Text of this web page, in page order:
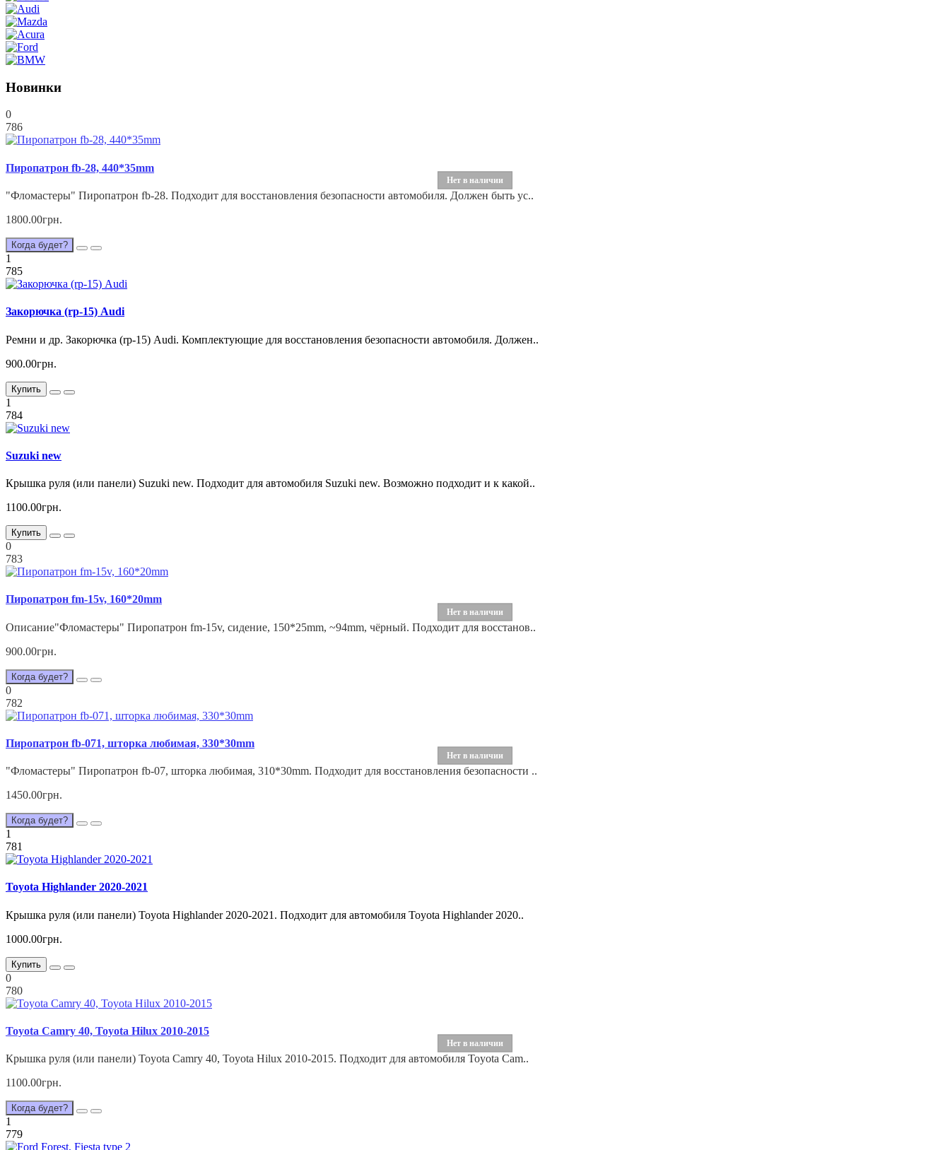
Новинки
Нет в наличии
0
786
Пиропатрон fb-28, 440*35mm
"Фломастеры" Пиропатрон fb-28. Подходит для восстановления безопасности автомобиля. Должен быть ус..
1800.00грн.
Когда будет?
1
785
Закорючка (rp-15) Audi
Ремни и др. Закорючка (rp-15) Audi. Комплектующие для восстановления безопасности автомобиля. Должен..
900.00грн.
Купить
1
784
Suzuki new
Крышка руля (или панели) Suzuki new. Подходит для автомобиля Suzuki new. Возможно подходит и к какой..
1100.00грн.
Купить
Нет в наличии
0
783
Пиропатрон fm-15v, 160*20mm
Описание"Фломастеры" Пиропатрон fm-15v, сидение, 150*25mm, ~94mm, чёрный. Подходит для восстанов..
900.00грн.
Когда будет?
Нет в наличии
0
782
Пиропатрон fb-071, шторка любимая, 330*30mm
"Фломастеры" Пиропатрон fb-07, шторка любимая, 310*30mm. Подходит для восстановления безопасности ..
1450.00грн.
Когда будет?
1
781
Toyota Highlander 2020-2021
Крышка руля (или панели) Toyota Highlander 2020-2021. Подходит для автомобиля Toyota Highlander 2020..
1000.00грн.
Купить
Нет в наличии
0
780
Toyota Camry 40, Toyota Hilux 2010-2015
Крышка руля (или панели) Toyota Camry 40, Toyota Hilux 2010-2015. Подходит для автомобиля Toyota Cam..
1100.00грн.
Когда будет?
1
779